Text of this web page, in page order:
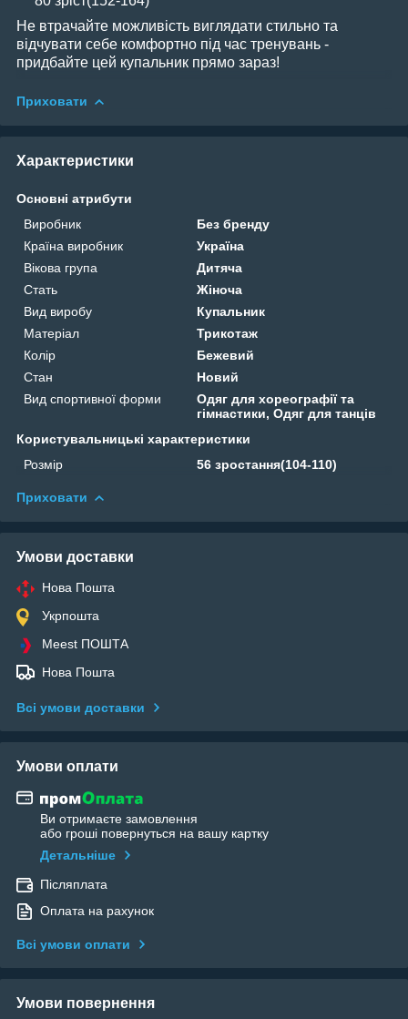
Не втрачайте можливість виглядати стильно та
відчувати себе комфортно під час тренувань -
придбайте цей купальник прямо зараз!
Приховати
Характеристики
Основні атрибути
Виробник
Без бренду
Країна виробник
Україна
Вікова група
Дитяча
Стать
Жіноча
Вид виробу
Купальник
Матеріал
Трикотаж
Колір
Бежевий
Стан
Новий
Вид спортивної форми
Одяг для хореографії та
гімнастики, Одяг для танців
Користувальницькі характеристики
Розмір
56 зростання(104-110)
Приховати
Умови доставки
Нова Пошта
Укрпошта
Meest ПОШТА
Нова Пошта
Всі умови доставки
Умови оплати
Ви отримаєте замовлення
або гроші повернуться на вашу картку
Детальніше
Післяплата
Оплата на рахунок
Всі умови оплати
Умови повернення